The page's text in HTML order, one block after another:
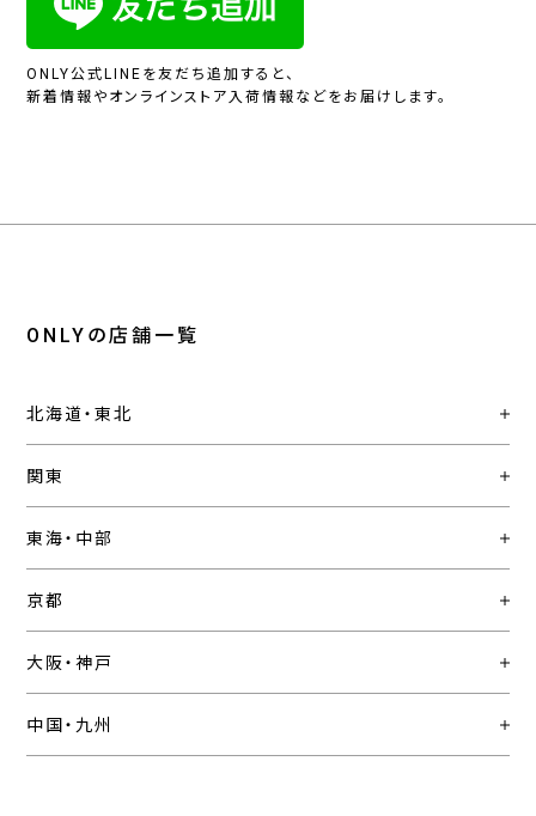
ONLY公式LINEを友だち追加すると、
新着情報やオンラインストア入荷情報などをお届けします。
ONLYの店舗一覧
北海道・東北
関東
東海・中部
京都
大阪・神戸
中国・九州